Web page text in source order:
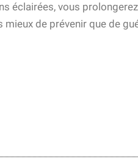
éclairées, vous
de prévenir que de